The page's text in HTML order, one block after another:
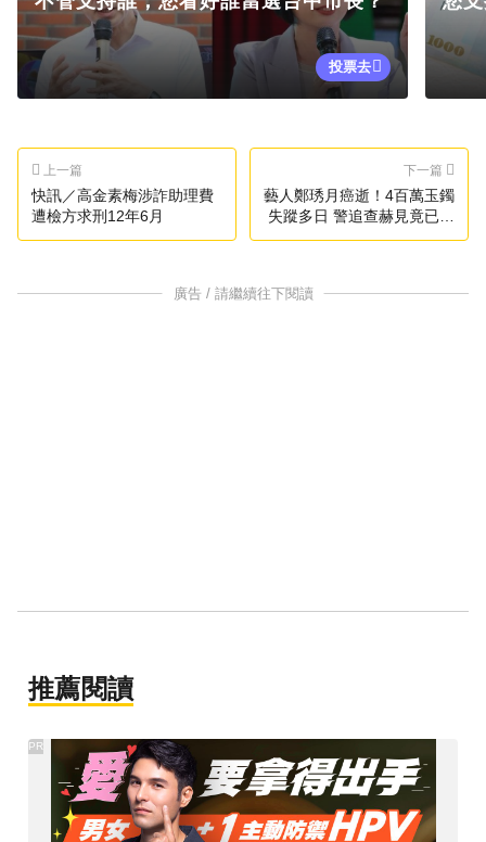
投票去
上一篇
快訊／高金素梅涉詐助理費
遭檢方求刑12年6月
下一篇
藝人鄭琇月癌逝！4百萬玉鐲
失蹤多日 警追查赫見竟已重
回手上
廣告 / 請繼續往下閱讀
推薦閱讀
PR